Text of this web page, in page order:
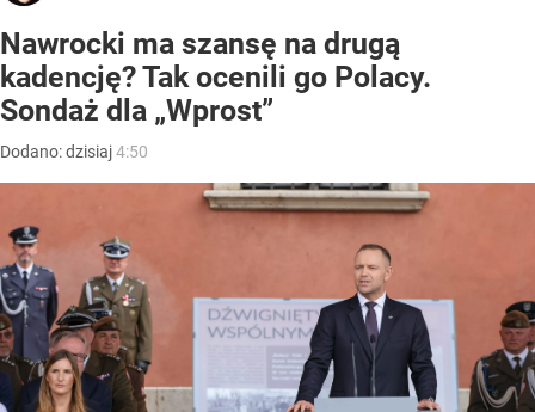
Nawrocki ma szansę na drugą
kadencję? Tak ocenili go Polacy.
Sondaż dla „Wprost”
Dodano:dzisiaj4:50